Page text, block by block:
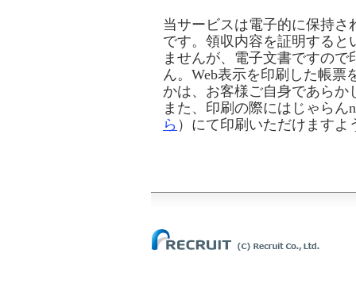
当サービスは電子的に保持
です。領収内容を証明する
ませんが、電子文書ですの
ん。Web表示を印刷した帳
かは、お客様ご自身であらか
また、印刷の際にはじゃら
ら ）にて印刷いただけますよ